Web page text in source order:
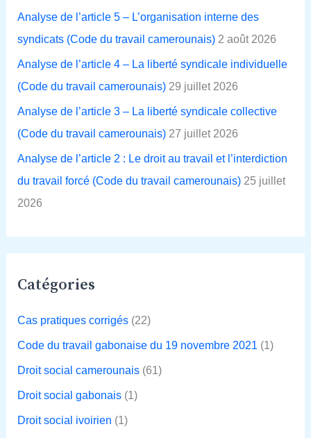
:
Analyse de l’article 5 – L’organisation interne des
syndicats (Code du travail camerounais) 2 août 2026
Analyse de l’article 4 – La liberté syndicale individuelle
(Code du travail camerounais) 29 juillet 2026
Analyse de l’article 3 – La liberté syndicale collective
(Code du travail camerounais) 27 juillet 2026
Analyse de l’article 2 : Le droit au travail et l’interdiction
du travail forcé (Code du travail camerounais) 25 juillet
2026
Catégories
Cas pratiques corrigés(22)
Code du travail gabonaise du 19 novembre 2021 (1)
Droit social camerounais(61)
Droit social gabonais(1)
Droit social ivoirien (1)